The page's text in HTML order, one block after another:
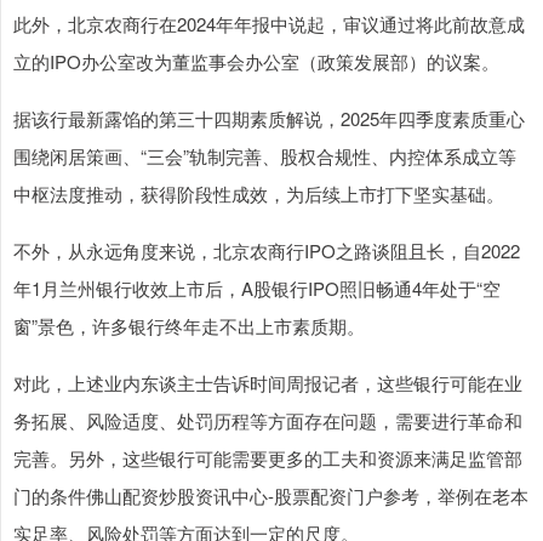
此外，北京农商行在2024年年报中说起，审议通过将此前故意成
立的IPO办公室改为董监事会办公室（政策发展部）的议案。
据该行最新露馅的第三十四期素质解说，2025年四季度素质重心
围绕闲居策画、“三会”轨制完善、股权合规性、内控体系成立等
中枢法度推动，获得阶段性成效，为后续上市打下坚实基础。
不外，从永远角度来说，北京农商行IPO之路谈阻且长，自2022
年1月兰州银行收效上市后，A股银行IPO照旧畅通4年处于“空
窗”景色，许多银行终年走不出上市素质期。
对此，上述业内东谈主士告诉时间周报记者，这些银行可能在业
务拓展、风险适度、处罚历程等方面存在问题，需要进行革命和
完善。另外，这些银行可能需要更多的工夫和资源来满足监管部
门的条件佛山配资炒股资讯中心-股票配资门户参考，举例在老本
实足率、风险处罚等方面达到一定的尺度。